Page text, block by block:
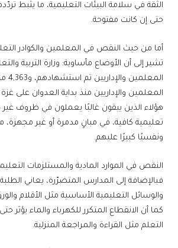
الثقة في سلامة البيئات التعليمية، ما يثبط
حتى إن كانت مفتوحة.
أما من حيث النقص في المعلمين والكوادر
المعلمين والإداريين منذ بداية العدوان على
هؤلاء الذين يبقون غالبًا يعملون في ظروف غير
تعليمية كافية، في مبانٍ مدمرة أو غير مجهزة،
ونفسيًا كبيرًا عليهم.
النقص في الموارد المادية والمستلزمات
فبالإضافة إلى المدارس المتضرّرة، يعاني
والوسائل التعليمية الأساسية مثل الأقلام
كما أن الانقطاع المتكرر للكهرباء والماء
التعلم مثل القراءة والمراجعة المنزلية.